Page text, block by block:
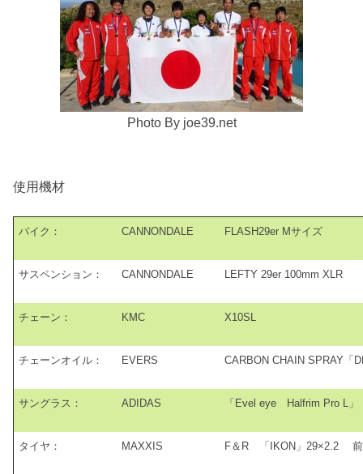
Photo By joe39.net
使用機材
バイク： CANNONDALE FLASH29er Mサイズ
サスペンション： CANNONDALE LEFTY 29er 100mm XLR
チェーン： KMC X10SL
チェーンオイル： EVERS CARBON CHAIN SPRAY「
サングラス： ADIDAS 「Evel eye Halfrim Pro L」
タイヤ： MAXXIS F＆R 「IKON」29×2.2 前